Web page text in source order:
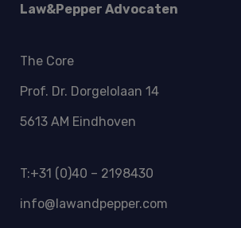
Law&Pepper Advocaten
The Core
Prof. Dr. Dorgelolaan 14
5613 AM Eindhoven
T:+31 (0)40 – 2198430
info@lawandpepper.com